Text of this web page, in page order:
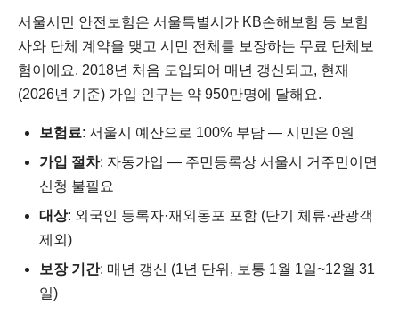
서울시민 안전보험은 서울특별시가 KB손해보험 등 보험
사와 단체 계약을 맺고 시민 전체를 보장하는 무료 단체보
험이에요. 2018년 처음 도입되어 매년 갱신되고, 현재
(2026년 기준) 가입 인구는 약 950만명에 달해요.
보험료: 서울시 예산으로 100% 부담 — 시민은 0원
가입 절차: 자동가입 — 주민등록상 서울시 거주민이면
신청 불필요
대상: 외국인 등록자·재외동포 포함 (단기 체류·관광객
제외)
보장 기간: 매년 갱신 (1년 단위, 보통 1월 1일~12월 31
일)